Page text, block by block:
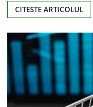
CITESTE ARTICOLUL